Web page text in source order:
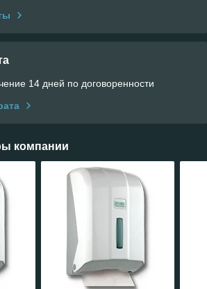
14 дней по договоренности
компании